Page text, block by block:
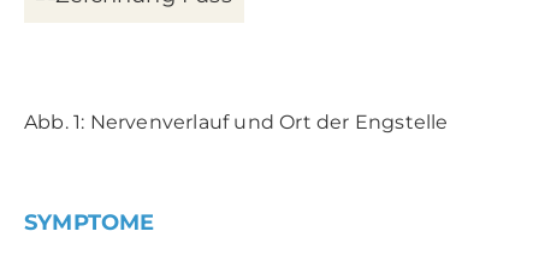
Abb. 1: Nervenverlauf und Ort der Engstelle
SYMPTOME